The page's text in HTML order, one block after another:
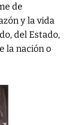
de
y la vida
del Estado,
la nación o